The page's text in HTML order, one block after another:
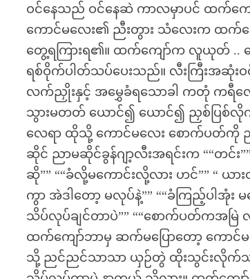
ဝင်နေသည် ဝင်နေဆဲ ကာလမှာပင် ထက်ကျေ
ကောင်မလေး၏ ညီးတွား သံလေးက ထ
တွေ့ရကြားရ၏။ ထက်ကျော်က လူယုတ် .. စ
ရစ်ဝိုက်ပါတ်သပ်ပေးသည်။ လီးကြီးအဆုံးဝင်
လက်ညှိုးနှင့် အမွှေခံရသောခါ ကတုံ ကရီလေ
သွားမတတ် ယောင်၍ ယောင်၍ ညှစ်ပြစ်လို
လေရာ ထိုသို့ ကောင်မလေး စောက်ပတ်ကို
ဆိုင် ညာမဆိုင်ခွန်ဂျာ့လီးအရင်းက ““တင်း
ဆို”” ““ခံလို့မကောင်းလို့လား ဟင်”” “ ယာ
ကွာ အဲဒါတော့ မလုပ်နဲ့”” ““ခံကြည့်ပါအုံ
သိပ်လုပ်ချင်တာပဲ”” ““စောက်ပတ်ကအမြဲ
ထက်ကျော်ဘာမှ ဆက်မပြောတော့ ကောင်
သို့ ညင်ညင်သာသာ ယှဉ်တွဲ ထိုးသွင်းလိုက်သည်။